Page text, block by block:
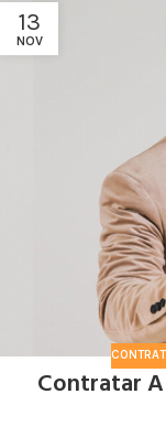
13
NOV
Contratar A